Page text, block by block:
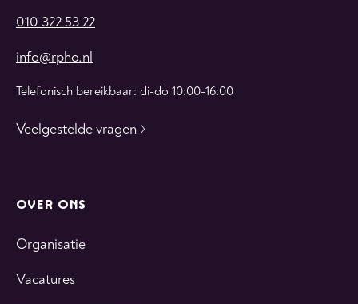
010 322 53 22
info@rpho.nl
Telefonisch bereikbaar: di-do 10:00-16:00
Veelgestelde vragen
OVER ONS
Organisatie
Vacatures